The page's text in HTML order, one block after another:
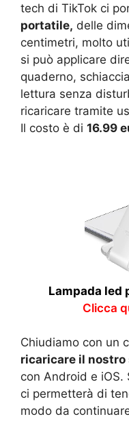
tech di TikTok ci
portatile, delle
centimetri, molto
si può applicare
quaderno,
lettura senza
ricaricare tramite
Il costo è di 16.99
Lampada led
Clicca
Chiudiamo con un
ricaricare il
con Android e
ci permetterà di
modo da